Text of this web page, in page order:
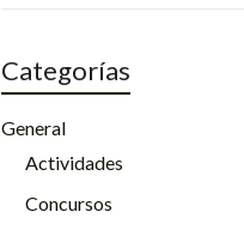
Categorías
General
Actividades
Concursos